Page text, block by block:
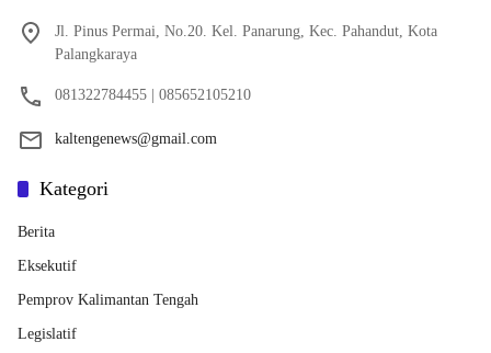
Jl. Pinus Permai, No.20. Kel. Panarung, Kec. Pahandut, Kota
Palangkaraya
081322784455 | 085652105210
kaltengenews@gmail.com
Kategori
Berita
Eksekutif
Pemprov Kalimantan Tengah
Legislatif